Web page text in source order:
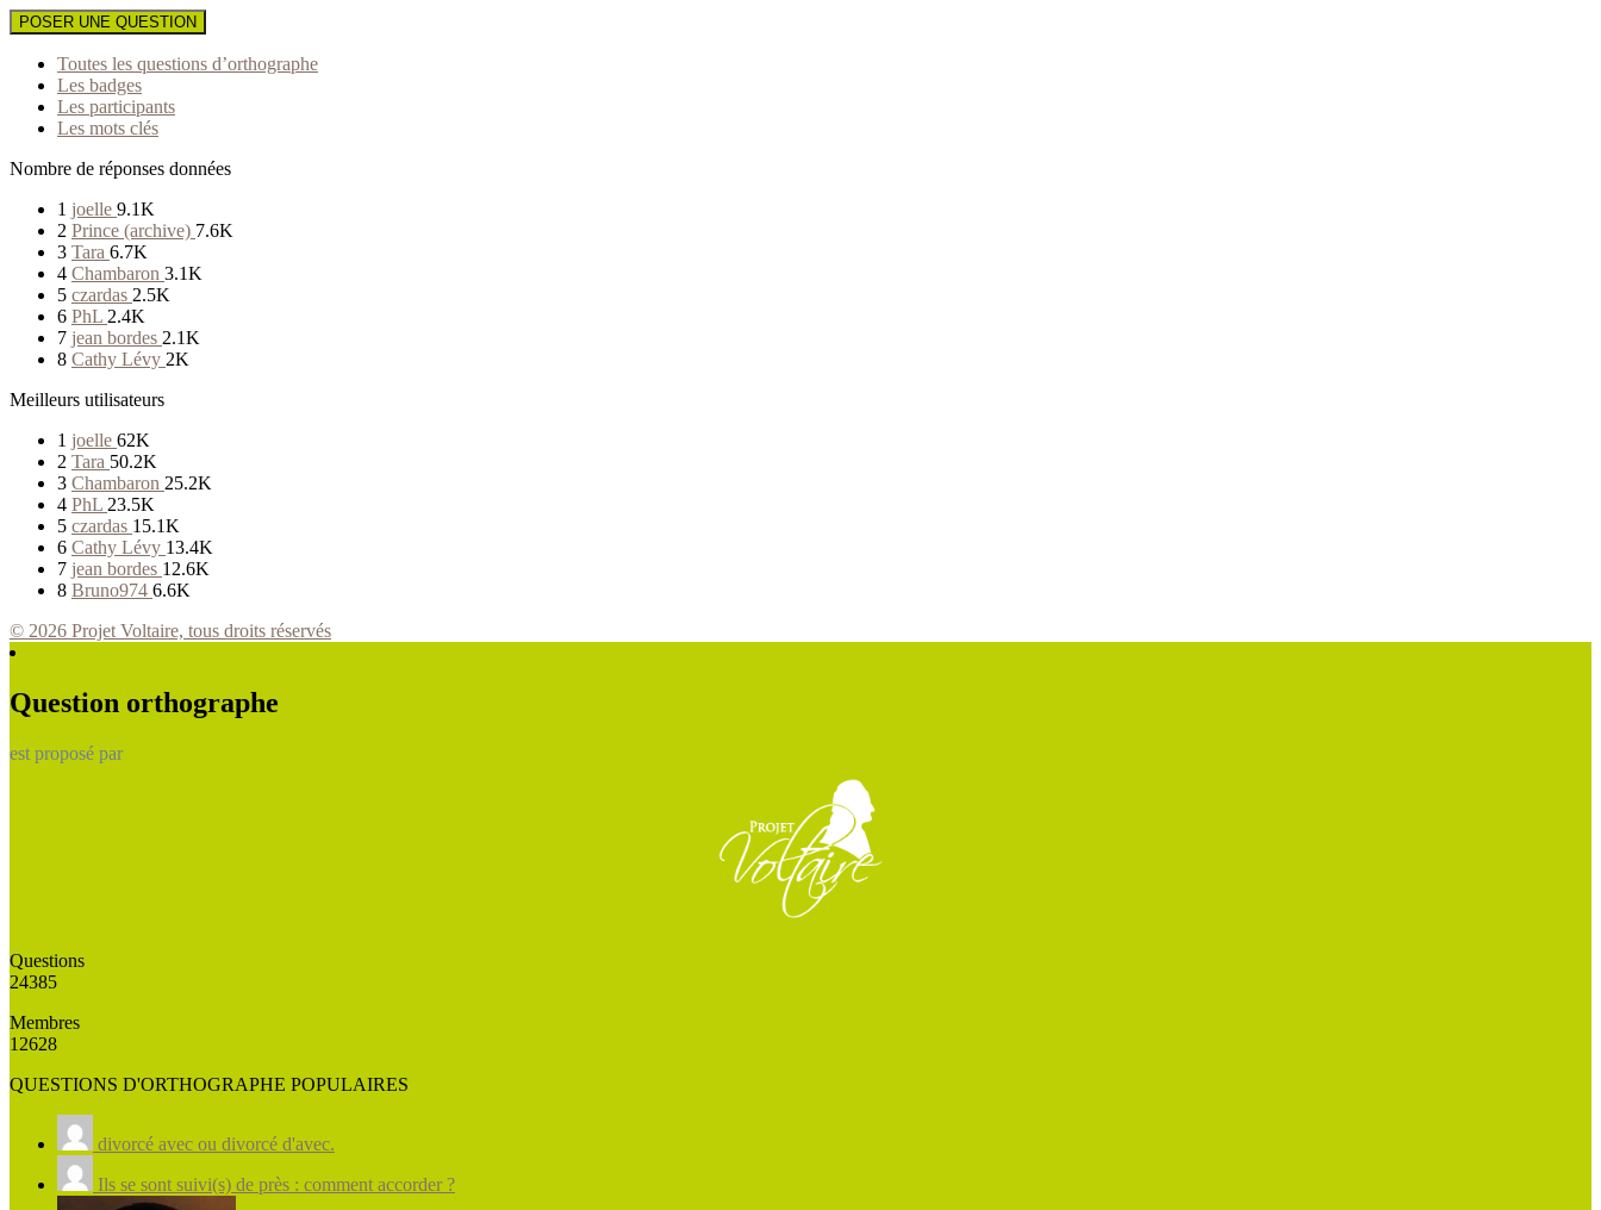
POSER UNE QUESTION
Toutes les questions d’orthographe
Les badges
Les participants
Les mots clés
Nombre de réponses données
1 joelle 9.1K
2 Prince (archive) 7.6K
3 Tara 6.7K
4 Chambaron 3.1K
5 czardas 2.5K
6 PhL 2.4K
7 jean bordes 2.1K
8 Cathy Lévy 2K
Meilleurs utilisateurs
1 joelle 62K
2 Tara 50.2K
3 Chambaron 25.2K
4 PhL 23.5K
5 czardas 15.1K
6 Cathy Lévy 13.4K
7 jean bordes 12.6K
8 Bruno974 6.6K
© 2026 Projet Voltaire, tous droits réservés
Question orthographe
est proposé par
Questions
24385
Membres
12628
QUESTIONS D'ORTHOGRAPHE POPULAIRES
divorcé avec ou divorcé d'avec.
Ils se sont suivi(s) de près : comment accorder ?